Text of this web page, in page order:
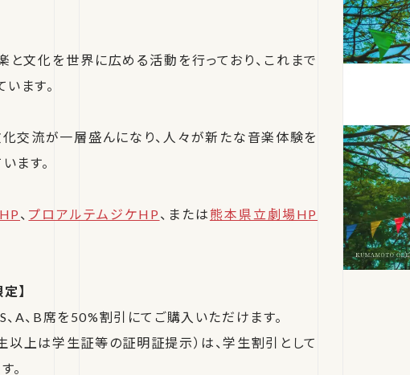
文化を世界に広める活動を行っており、これまで
ます。
交流が一層盛んになり、人々が新たな音楽体験を
ます。
、 プロアルテムジケHP 、または熊本県立劇場HP
】
A、B席を50%割引にてご購入いただけます。
以上は学生証等の証明証提示）は、学生割引として
。